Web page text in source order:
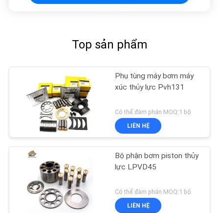
Top sản phẩm
Phụ tùng máy bơm máy
xúc thủy lực Pvh131
Có thể đàm phán MOQ:1 bộ
LIÊN HỆ
Bộ phận bơm piston thủy
lực LPVD45
Có thể đàm phán MOQ:1 bộ
LIÊN HỆ